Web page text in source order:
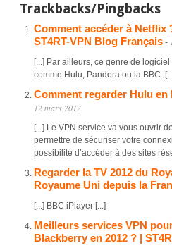
Trackbacks/Pingbacks
Comment accéder à Netflix
ST4RT-VPN Blog Français -
[...] Par ailleurs, ce genre de
comme Hulu, Pandora ou la BBC.
Comment regarder Hulu en
12 mars 2012
[...] Le VPN service va vous ouvrir
permettre de sécuriser votre
possibilité d’accéder à des sites
Regarder la TV 2012 du
Royaume Uni depuis la
[...] BBC iPlayer [...]
Meilleurs services VPN
Blackberry en 2012 ? |